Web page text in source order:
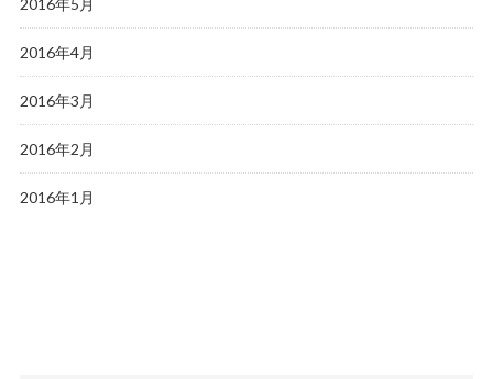
2016年5月
2016年4月
2016年3月
2016年2月
2016年1月